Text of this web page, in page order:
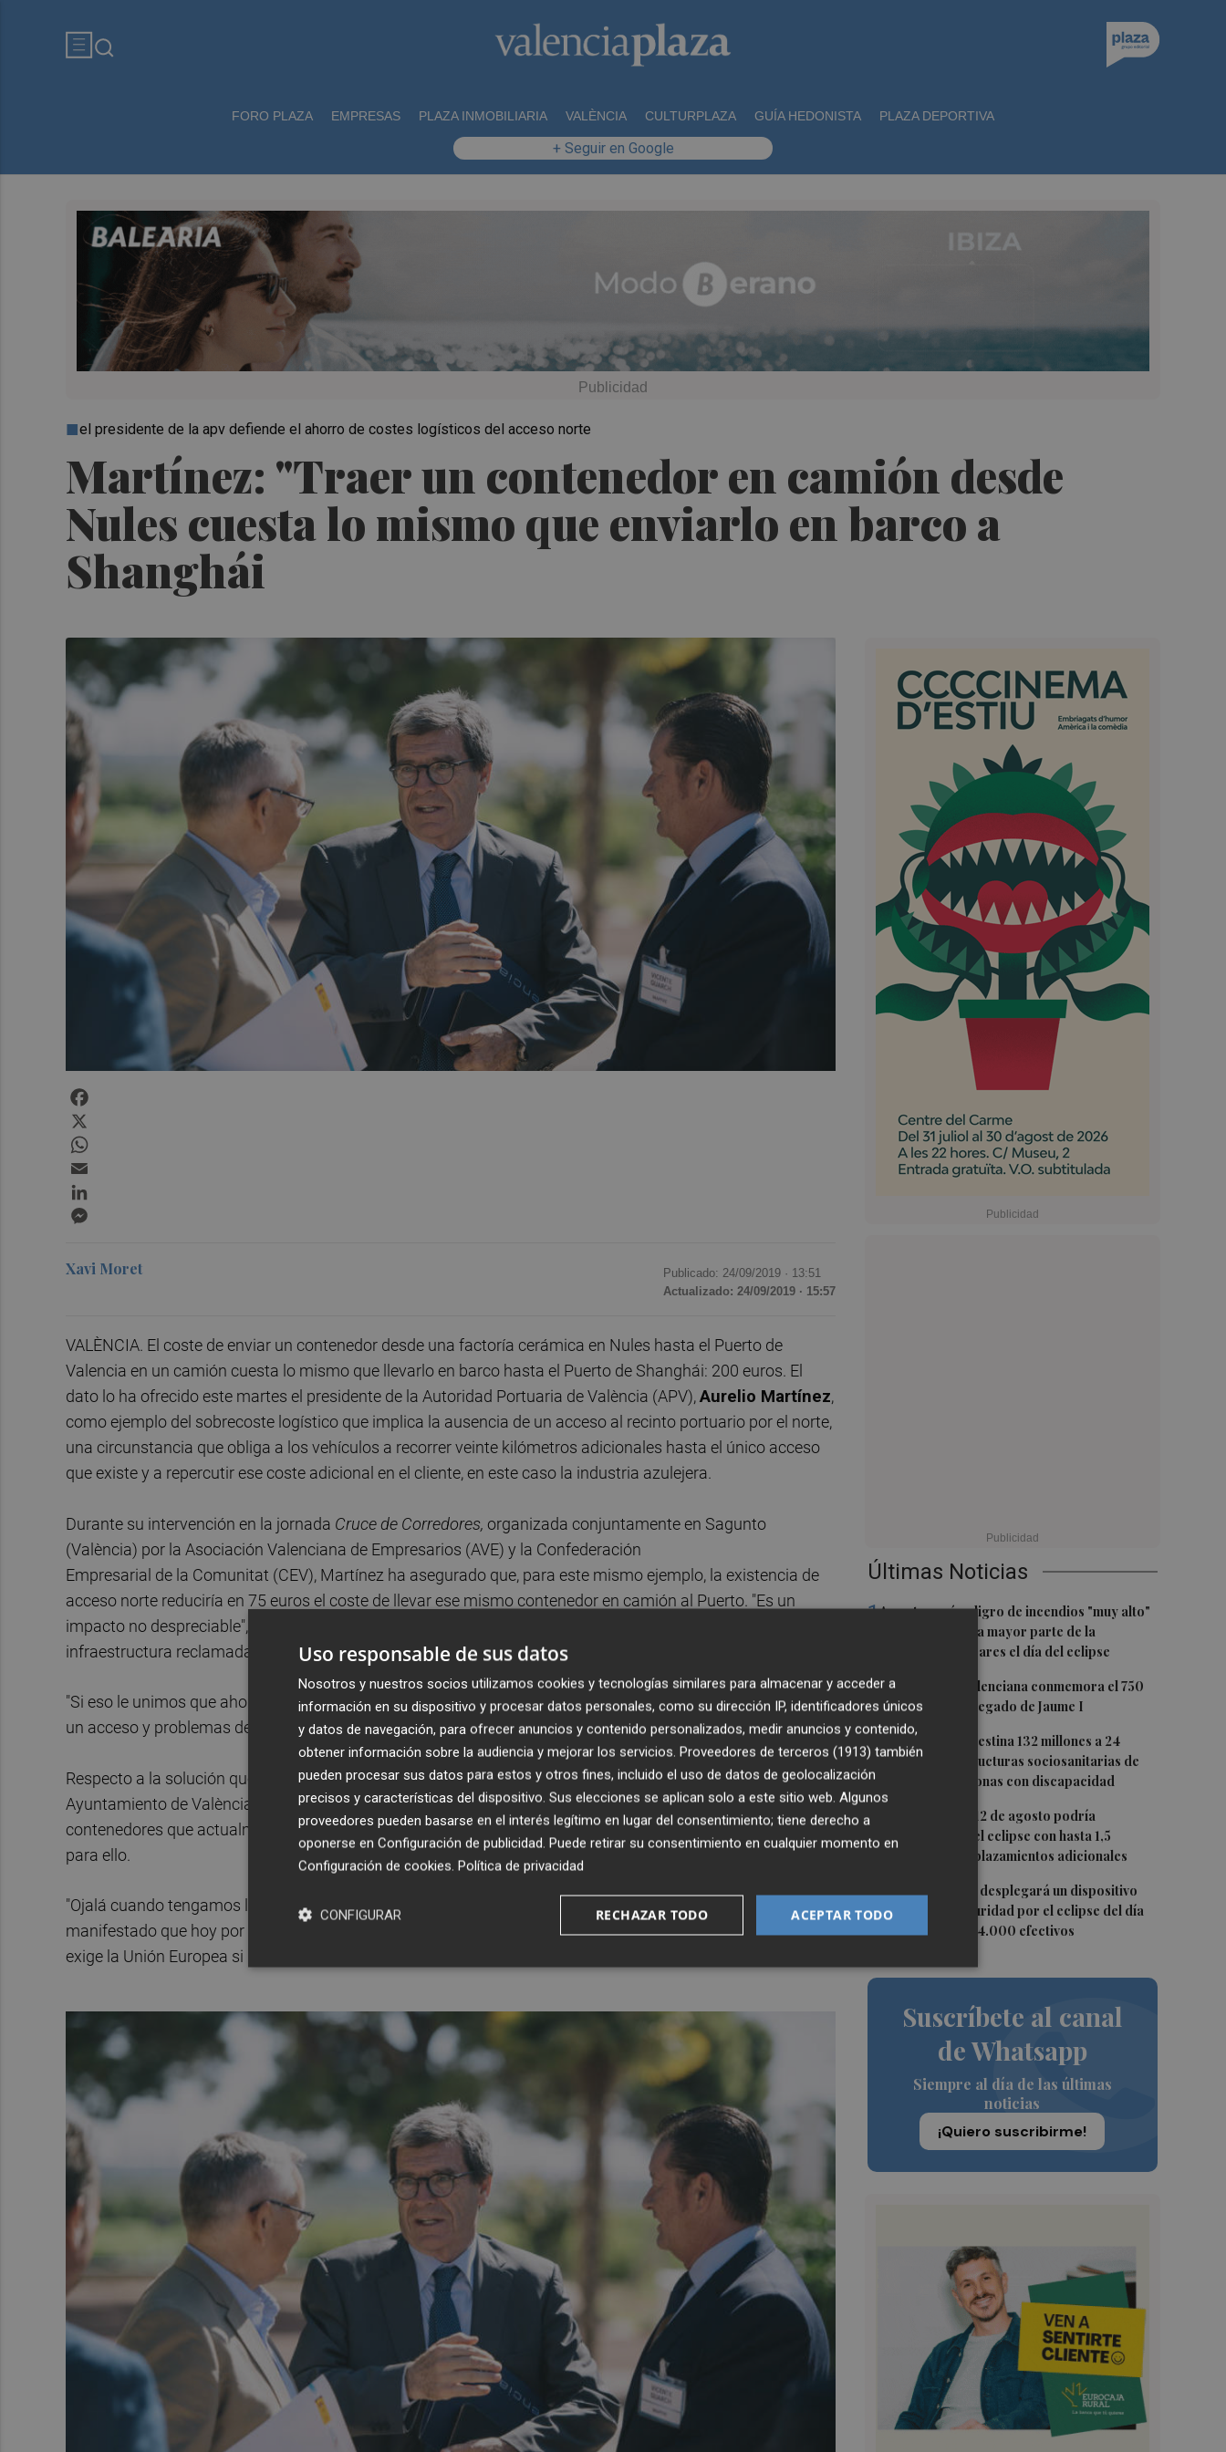
FORO PLAZA EMPRESAS PLAZA INMOBILIARIA VALÈNCIA CULTURPLAZA GUÍA HEDONISTA PLAZA DEPORTIVA
+ Seguir en Google
Martínez: "Traer un contenedor en camión desde
Nules cuesta lo mismo que enviarlo en barco a
Shanghái
el presidente de la apv defiende el ahorro de costes logísticos del acceso norte
Últimas Noticias
1Aemet prevé peligro de incendios "muy alto"
o "extremo" en la mayor parte de la
Península y Baleares el día del eclipse
2La Biblioteca Valenciana conmemora el 750
aniversario del legado de Jaume I
3 La Generalitat destina 132 millones a 24
nuevas infraestructuras sociosanitarias de
mayores y personas con discapacidad
4
La movilidad el 12 de agosto podría
duplicarse por el eclipse con hasta 1,5
millones de desplazamientos adicionales
5La Guardia Civil desplegará un dispositivo
especial de seguridad por el eclipse del día
12, con más de 24.000 efectivos
Suscríbete al canal
de Whatsapp
Siempre al día de las últimas
noticias
¡Quiero suscribirme!
Xavi Moret Publicado: 24/09/2019 · 13:51
Actualizado: 24/09/2019 · 15:57
VALÈNCIA. El coste de enviar un contenedor desde una factoría cerámica en Nules hasta el Puerto de
Valencia en un camión cuesta lo mismo que llevarlo en barco hasta el Puerto de Shanghái: 200 euros. El
dato lo ha ofrecido este martes el presidente de la Autoridad Portuaria de València (APV),Aurelio Martínez,
como ejemplo del sobrecoste logístico que implica la ausencia de un acceso al recinto portuario por el norte,
una circunstancia que obliga a los vehículos a recorrer veinte kilómetros adicionales hasta el único acceso
que existe y a repercutir ese coste adicional en el cliente, en este caso la industria azulejera.
Durante su intervención en la jornada Cruce de Corredores, organizada conjuntamente en Sagunto
(València) por la Asociación Valenciana de Empresarios (AVE) y la Confederación
Empresarial de la Comunitat (CEV), Martínez ha asegurado que, para este mismo ejemplo, la existencia de
acceso norte reduciría en 75 euros el coste de llevar ese mismo contenedor en camión al Puerto. "Es un
impacto no despreciable", ha defendido el presidente de la APV para reclamar la necesidad de ejecutar esa
infraestructura reclamada desde hace tres décadas.
"Si eso le unimos que ahora hay que hacer 20 kilómetros más de ida y 20 más de vuelta, que solo tenemos
un acceso y problemas de congestión en la V30, esta infraestructura es necesaria", ha reiterado.
Respecto a la solución que se adopte finalmente para ese acceso, ferroviaria como defiende el
Ayuntamiento de València o para camiones como plantea el Puerto, Martínez ha asegurado que el tráfico de
contenedores que actualmente llega en camión "no puede ir todo por tren" porque no existe infraestructura
para ello.
"Ojalá cuando tengamos la doble plataforma en el Corredor Mediterráneo", ha reclamado Martínez, que ha
manifestado que hoy por hoy es "inviable" alcanzar el objetivo de canalizar el 30% del tráfico por tren que
exige la Unión Europea si no se culminan las infraestructuras pendientes.
Uso responsable de sus datos
Nosotros y nuestros socios utilizamos cookies y tecnologías similares para almacenar y acceder a
información en su dispositivo y procesar datos personales, como su dirección IP, identificadores únicos
y datos de navegación, para ofrecer anuncios y contenido personalizados, medir anuncios y contenido,
obtener información sobre la audiencia y mejorar los servicios. Proveedores de terceros (1913) también
pueden procesar sus datos para estos y otros fines, incluido el uso de datos de geolocalización
precisos y características del dispositivo. Sus elecciones se aplican solo a este sitio web. Algunos
proveedores pueden basarse en el interés legítimo en lugar del consentimiento; tiene derecho a
oponerse en Configuración de publicidad. Puede retirar su consentimiento en cualquier momento en
Configuración de cookies. Política de privacidad
ACEPTAR TODO
RECHAZAR TODO
CONFIGURAR